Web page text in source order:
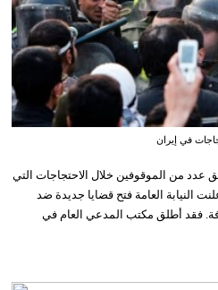
في إيران
عدد من الموقوفين خلال الاحتجاجات التي
النيابة العامة فتح قضايا جديدة ضد
فقد أطلق مكتب المدعي العام في